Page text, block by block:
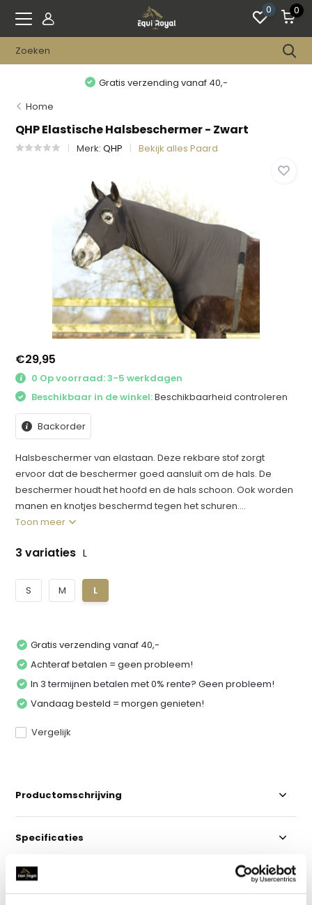
0 0
Gratis verzending vanaf 40,-
Home
QHP Elastische Halsbeschermer - Zwart
Merk:QHP Bekijk alles Paard
€29,95
0 Op voorraad: 3-5 werkdagen
Beschikbaar in de winkel:Beschikbaarheid controleren
Backorder
Halsbeschermer van elastaan. Deze rekbare stof zorgt
ervoor dat de beschermer goed aansluit om de hals. De
beschermer houdt het hoofd en de hals schoon. Ook worden
manen en knotjes beschermd tegen het schuren....
Toon meer
3 variaties L
S M L
Gratis verzending vanaf 40,-
Achteraf betalen = geen probleem!
In 3 termijnen betalen met 0% rente? Geen probleem!
Vandaag besteld = morgen genieten!
Vergelijk
Productomschrijving
Specificaties
Reviews